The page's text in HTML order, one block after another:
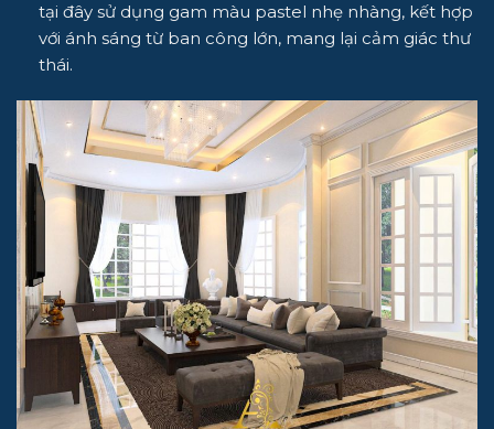
tại đây sử dụng gam màu pastel nhẹ nhàng, kết hợp
với ánh sáng từ ban công lớn, mang lại cảm giác thư
thái.